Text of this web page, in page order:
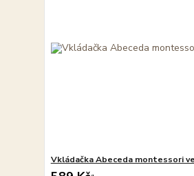
Vkládačka Abeceda montessori